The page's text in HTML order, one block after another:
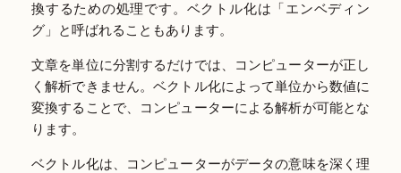
換するための処理です。ベクトル化は「エンベディン
グ」と呼ばれることもあります。
文章を単位に分割するだけでは、コンピューターが正し
く解析できません。ベクトル化によって単位から数値に
変換することで、コンピューターによる解析が可能とな
ります。
ベクトル化は、コンピューターがデータの意味を深く理